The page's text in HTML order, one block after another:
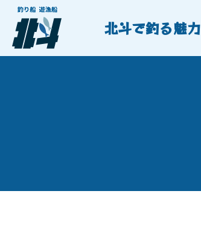
北斗で釣る魅力